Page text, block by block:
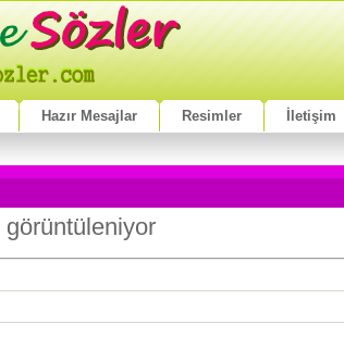
Hazır Mesajlar Resimler İletişim